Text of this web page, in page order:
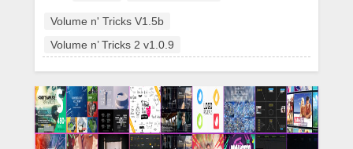
Volume n' Tricks V1.5b
Volume n’ Tricks 2 v1.0.9